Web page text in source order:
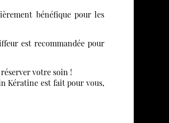
bénéfique pour les
est recommandée pour
votre soin !
Kératine est fait pour vous,